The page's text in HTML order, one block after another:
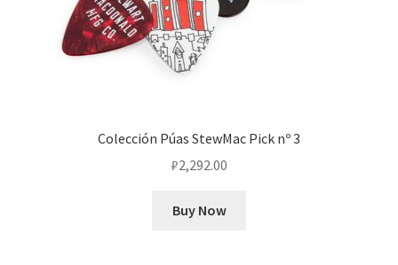
Colección Púas StewMac Pick nº 3
₽2,292.00
Buy Now